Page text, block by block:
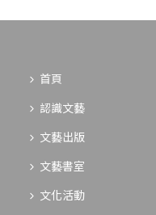
首頁
認識文藝
文藝出版
文藝書室
文化活動